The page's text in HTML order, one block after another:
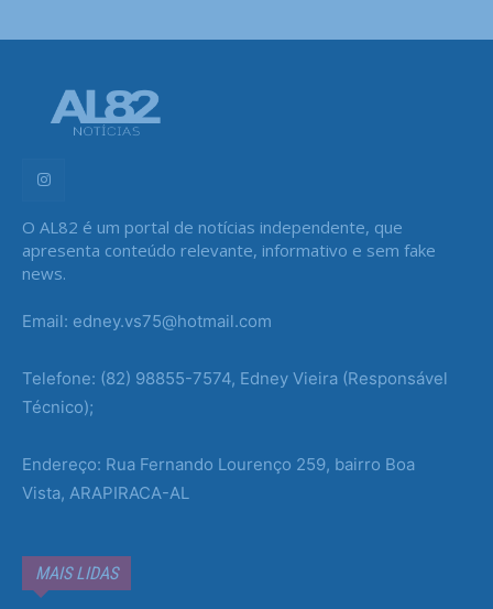
O AL82 é um portal de notícias independente, que
apresenta conteúdo relevante, informativo e sem fake
news.
Email: edney.vs75@hotmail.com
Telefone: (82) 98855-7574, Edney Vieira (Responsável
Técnico);
Endereço: Rua Fernando Lourenço 259, bairro Boa
Vista, ARAPIRACA-AL
MAIS LIDAS